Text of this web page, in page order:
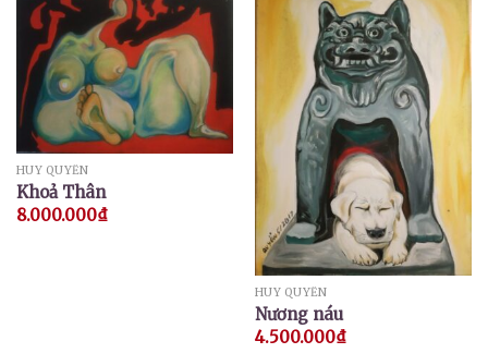
HUY QUYỂN
Khoả Thân
8.000.000₫
HUY QUYỂN
Nương náu
4.500.000₫